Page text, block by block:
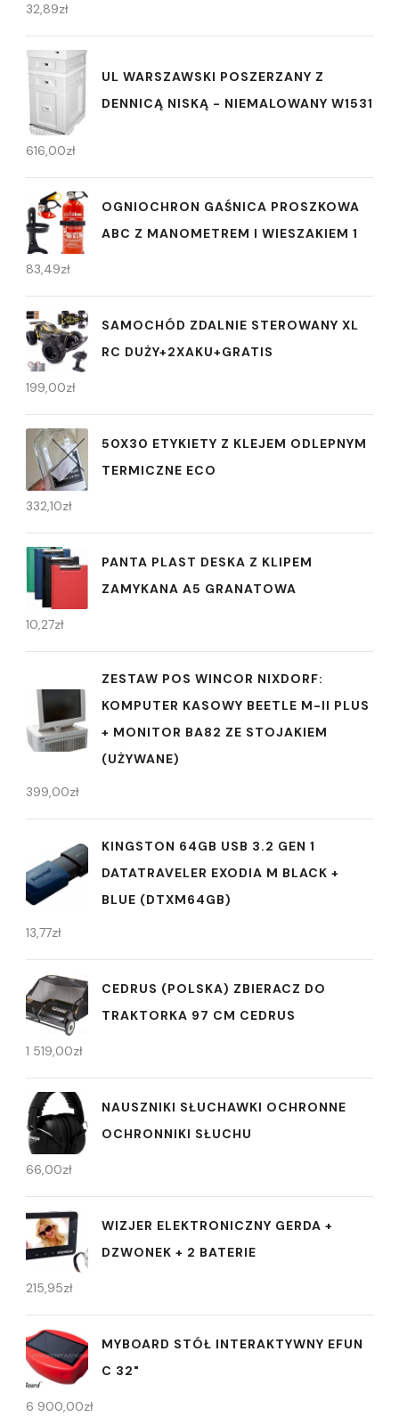
32,89zł
UL WARSZAWSKI POSZERZANY Z
DENNICĄ NISKĄ - NIEMALOWANY W1531
616,00zł
OGNIOCHRON GAŚNICA PROSZKOWA
ABC Z MANOMETREM I WIESZAKIEM 1
83,49zł
SAMOCHÓD ZDALNIE STEROWANY XL
RC DUŻY+2XAKU+GRATIS
199,00zł
50X30 ETYKIETY Z KLEJEM ODLEPNYM
TERMICZNE ECO
332,10zł
PANTA PLAST DESKA Z KLIPEM
ZAMYKANA A5 GRANATOWA
10,27zł
ZESTAW POS WINCOR NIXDORF:
KOMPUTER KASOWY BEETLE M-II PLUS
+ MONITOR BA82 ZE STOJAKIEM
(UŻYWANE)
399,00zł
KINGSTON 64GB USB 3.2 GEN 1
DATATRAVELER EXODIA M BLACK +
BLUE (DTXM64GB)
13,77zł
CEDRUS (POLSKA) ZBIERACZ DO
TRAKTORKA 97 CM CEDRUS
1 519,00zł
NAUSZNIKI SŁUCHAWKI OCHRONNE
OCHRONNIKI SŁUCHU
66,00zł
WIZJER ELEKTRONICZNY GERDA +
DZWONEK + 2 BATERIE
215,95zł
MYBOARD STÓŁ INTERAKTYWNY EFUN
C 32"
6 900,00zł